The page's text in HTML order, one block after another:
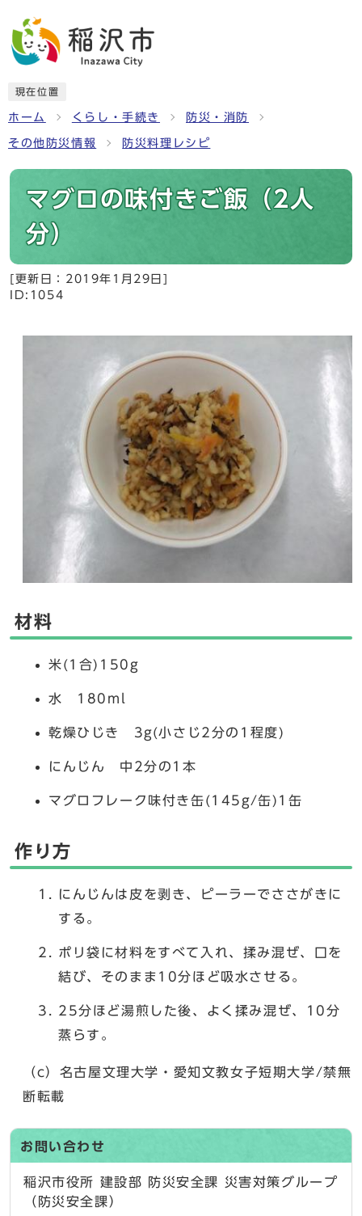
現在位置
ホーム くらし・手続き 防災・消防
その他防災情報 防災料理レシピ
マグロの味付きご飯（2人
分）
[更新日： 2019年1月29日
ID:1054
材料
米(1合)150g
水 180ml
乾燥ひじき 3g(小さじ2分の1程度)
にんじん 中2分の1本
マグロフレーク味付き缶(145g/缶)1缶
作り方
にんじんは皮を剥き、ピーラーでささがきに
する。
ポリ袋に材料をすべて入れ、揉み混ぜ、口を
結び、そのまま10分ほど吸水させる。
25分ほど湯煎した後、よく揉み混ぜ、10分
蒸らす。
（c）名古屋文理大学・愛知文教女子短期大学/禁無
断転載
お問い合わせ
稲沢市役所 建設部 防災安全課 災害対策グループ
（防災安全課）